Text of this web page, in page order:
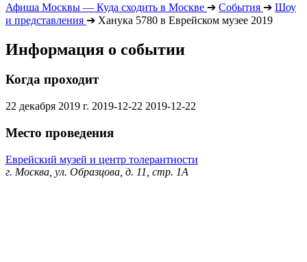
Афиша Москвы — Куда сходить в Москве ➔ События ➔ Шоу
и представления ➔ Ханука 5780 в Еврейском музее 2019
Информация о событии
Когда проходит
22 декабря 2019 г. 2019-12-22 2019-12-22
Место проведения
Еврейский музей и центр толерантности
г. Москва, ул. Образцова, д. 11, стр. 1А